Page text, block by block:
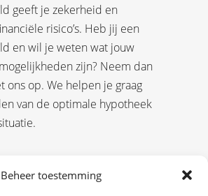
Beheer toestemming
geeft je zekerheid en
risico’s. Heb jij een
en wil je weten wat jouw
zijn? Neem dan
ons op. We helpen je graag
van de optimale hypotheek